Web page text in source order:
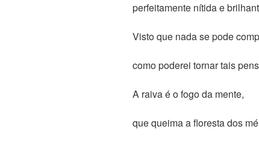
perfeitamente nítida e
Visto que nada se pode
como poderei tornar tais
A raiva é o fogo da mente,
que queima a floresta dos